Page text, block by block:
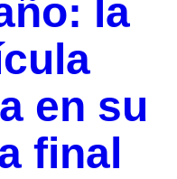
la
en su
final